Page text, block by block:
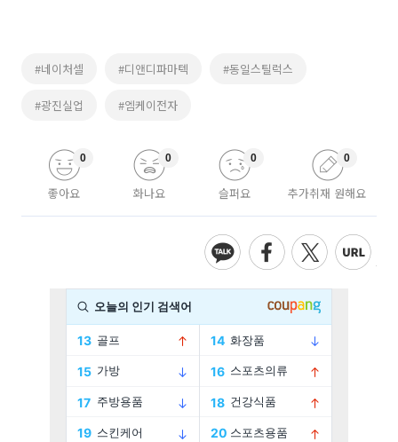
#네이처셀 #디앤디파마텍 #동일스틸럭스
#광진실업 #엠케이전자
좋아요
0
화나요
0
슬퍼요
0
추가취재 원해요
0